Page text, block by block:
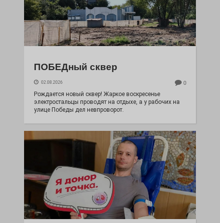
ПОБЕДный сквер
02.08.2026 0
Рождается новый сквер! Жаркое воскресенье
электростальцы проводят на отдыхе, а у рабочих на
улице Победы дел невпроворот.